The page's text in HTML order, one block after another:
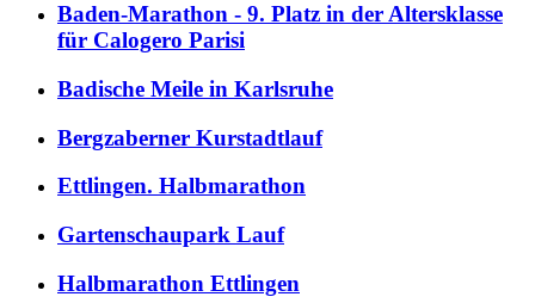
Baden-Marathon - 9. Platz in der Altersklasse
für Calogero Parisi
Badische Meile in Karlsruhe
Bergzaberner Kurstadtlauf
Ettlingen. Halbmarathon
Gartenschaupark Lauf
Halbmarathon Ettlingen